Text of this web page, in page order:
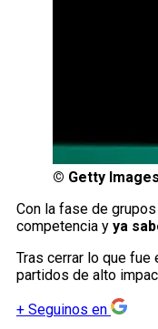
© Getty Images
Con la fase de
competencia y ya
Tras cerrar lo que fue
partidos de alto
+ Seguinos en